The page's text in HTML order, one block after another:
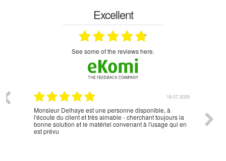
Excellent
see some of the reviews here.
18.07.2026
Monsieur Delhaye est une personne disponible, à
l'écoute du client et très aimable - cherchant toujours la
bonne solution et le matériel convenant à l'usage qui en
est prévu